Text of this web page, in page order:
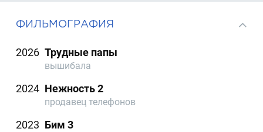
ФИЛЬМОГРАФИЯ
2026 Трудные папы
вышибала
2024 Нежность 2
продавец телефонов
2023 Бим 3